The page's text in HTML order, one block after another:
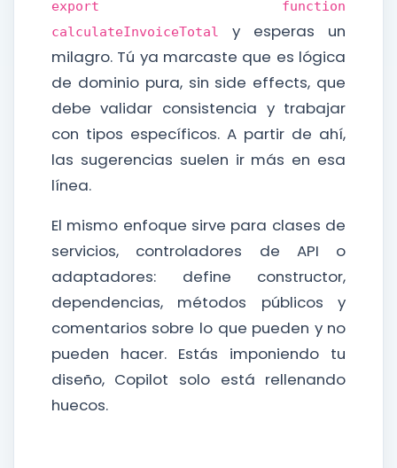
export function
calculateInvoiceTotal
y esperas un
milagro. Tú ya marcaste que es lógica
de dominio pura, sin side effects, que
debe validar consistencia y trabajar
con tipos específicos. A partir de ahí,
las sugerencias suelen ir más en esa
línea.
El mismo enfoque sirve para clases de
servicios, controladores de API o
adaptadores: define constructor,
dependencias, métodos públicos y
comentarios sobre lo que pueden y no
pueden hacer. Estás imponiendo tu
diseño, Copilot solo está rellenando
huecos.